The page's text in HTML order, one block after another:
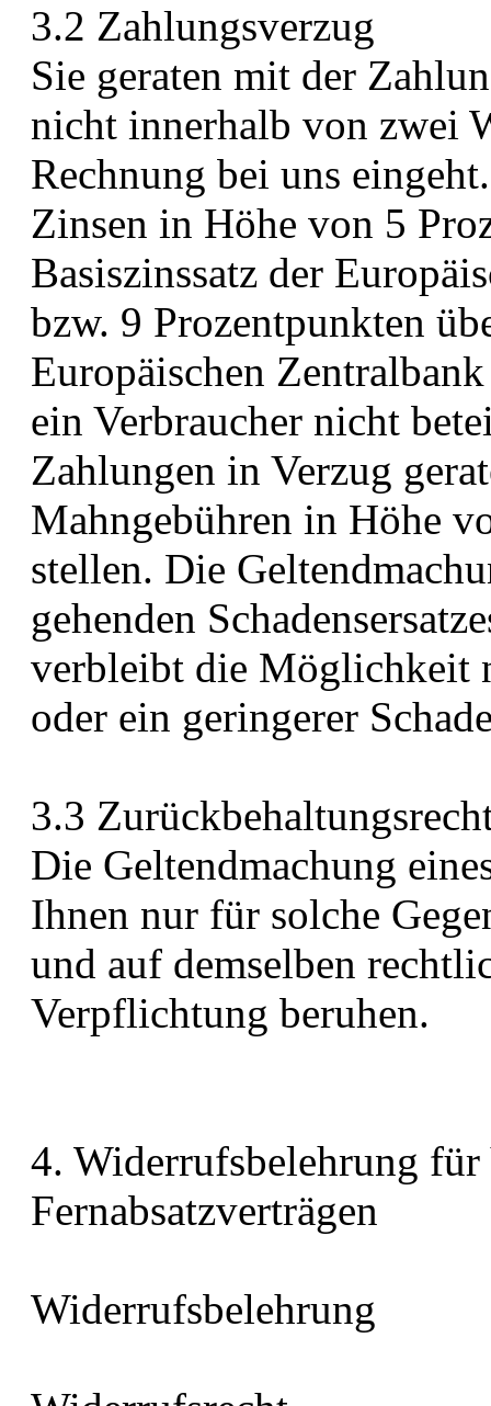
3.2 Zahlungsverzug
Sie geraten mit der
nicht innerhalb von zwei
Rechnung bei uns
Zinsen in Höhe von 5
Basiszinssatz der
bzw. 9 Prozentpunkten
Europäischen
ein Verbraucher nicht
Zahlungen in Verzug
Mahngebühren in Höhe
stellen. Die
gehenden
verbleibt die Möglichkeit
oder ein geringerer
3.3
Die Geltendmachung
Ihnen nur für solche
und auf demselben
Verpflichtung beruhen.
4. Widerrufsbelehrung für
Fernabsatzverträgen
Widerrufsbelehrung